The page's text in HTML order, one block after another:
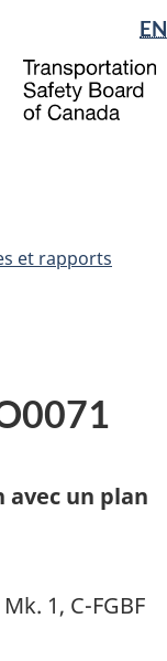
EN
et rapports
un plan
1, C-FGBF